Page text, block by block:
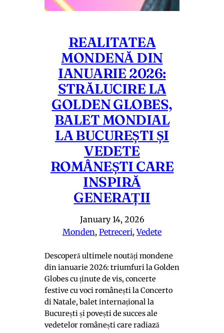
REALITATEA
MONDENĂ DIN
IANUARIE 2026:
STRĂLUCIRE LA
GOLDEN GLOBES,
BALET MONDIAL
LA BUCUREȘTI ȘI
VEDETE
ROMÂNEȘTI CARE
INSPIRĂ
GENERAȚII
January 14, 2026
Monden, Petreceri, Vedete
Descoperă ultimele noutăți mondene
din ianuarie 2026: triumfuri la Golden
Globes cu ținute de vis, concerte
festive cu voci românești la Concerto
di Natale, balet internațional la
București și povești de succes ale
vedetelor românești care radiază